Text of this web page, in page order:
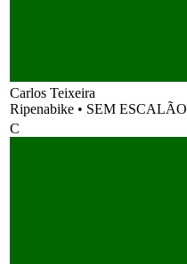
Carlos Teixeira
Ripenabike • SEM ESCALÃO
C